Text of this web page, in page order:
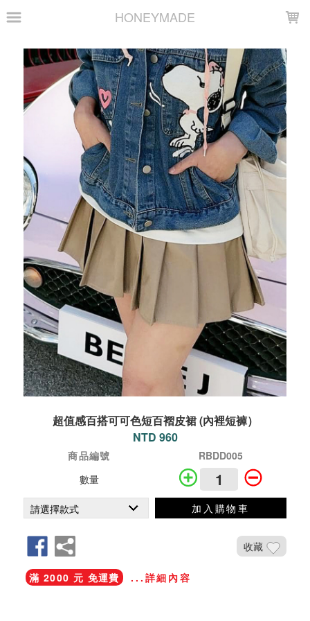
HONEYMADE
超值感百搭可可色短百褶皮裙 (內裡短褲）
NTD 960
商品編號
RBDD005
數量
加入購物車
收藏
滿 2000 元 免運費 ...詳細內容